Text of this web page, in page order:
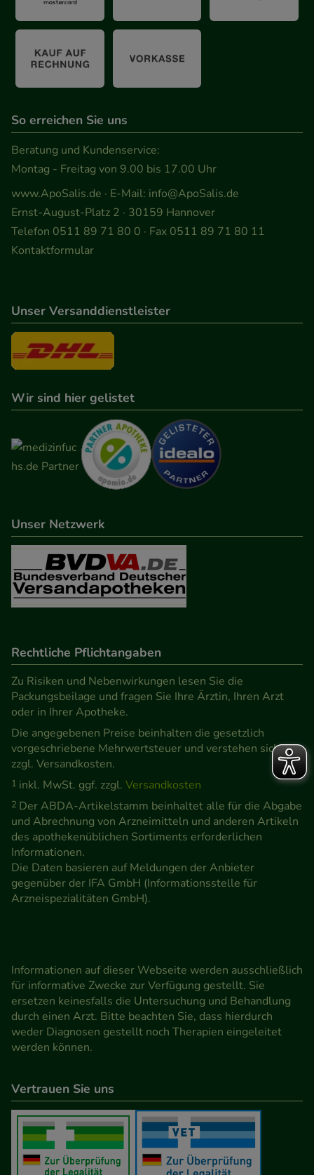
teilweise an Dritte wie z.B. Google oder soziale
Medien übertragen werden.
So erreichen Sie uns
Beratung und Kundenservice:
Montag - Freitag von 9.00 bis 17.00 Uhr
www.ApoSalis.de · E-Mail: info@ApoSalis.de
Ernst-August-Platz 2 · 30159 Hannover
Telefon 0511 89 71 80 0 · Fax 0511 89 71 80 11
Kontaktformular
Unser Versanddienstleister
Wir sind hier gelistet
Unser Netzwerk
Rechtliche Pflichtangaben
Zu Risiken und Nebenwirkungen lesen Sie die
Packungsbeilage und fragen Sie Ihre Ärztin, Ihren Arzt
oder in Ihrer Apotheke.
Die angegebenen Preise beinhalten die gesetzlich
vorgeschriebene Mehrwertsteuer und verstehen sich
zzgl. Versandkosten.
1 inkl. MwSt. ggf. zzgl. Versandkosten
2 Der ABDA-Artikelstamm beinhaltet alle für die Abgabe
und Abrechnung von Arzneimitteln und anderen Artikeln
des apothekenüblichen Sortiments erforderlichen
Informationen.
Die Daten basieren auf Meldungen der Anbieter
gegenüber der IFA GmbH (Informationsstelle für
Arzneispezialitäten GmbH).
Informationen auf dieser Webseite werden ausschließlich
für informative Zwecke zur Verfügung gestellt. Sie
ersetzen keinesfalls die Untersuchung und Behandlung
durch einen Arzt. Bitte beachten Sie, dass hierdurch
weder Diagnosen gestellt noch Therapien eingeleitet
werden können.
Vertrauen Sie uns